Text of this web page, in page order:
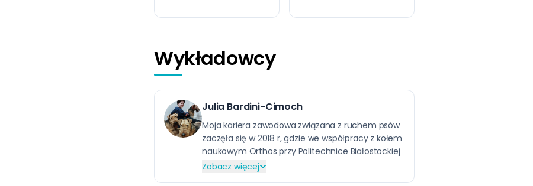
Wykładowcy
Julia Bardini-Cimoch
Moja kariera zawodowa związana z ruchem psów
zaczęła się w 2018 r, gdzie we współpracy z kołem
naukowym Orthos przy Politechnice Białostockiej
opracowałam i konstruowałam przez kolejne lata
Zobacz więcej